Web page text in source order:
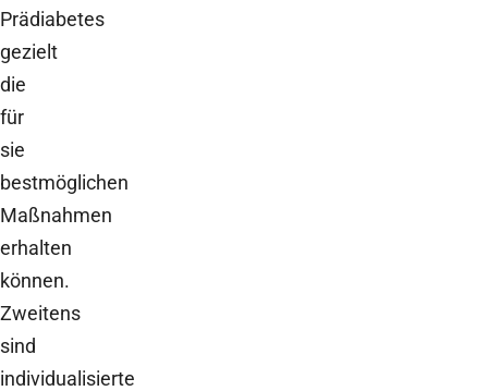
Prädiabetes
gezielt
die
für
sie
bestmöglichen
Maßnahmen
erhalten
können.
Zweitens
sind
individualisierte